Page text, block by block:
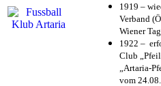
1919 –
Verband
Wiener
1922 –
Club
„Artaria-
vom